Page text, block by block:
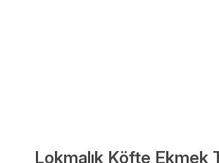
Lokmalık Köfte Ekmek